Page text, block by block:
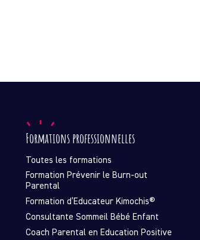
Formations professionnelles
Toutes les formations
Formation Prévenir le Burn-out
Parental
Formation d’Educateur Kimochis®
Consultante Sommeil Bébé Enfant
Coach Parental en Education Positive